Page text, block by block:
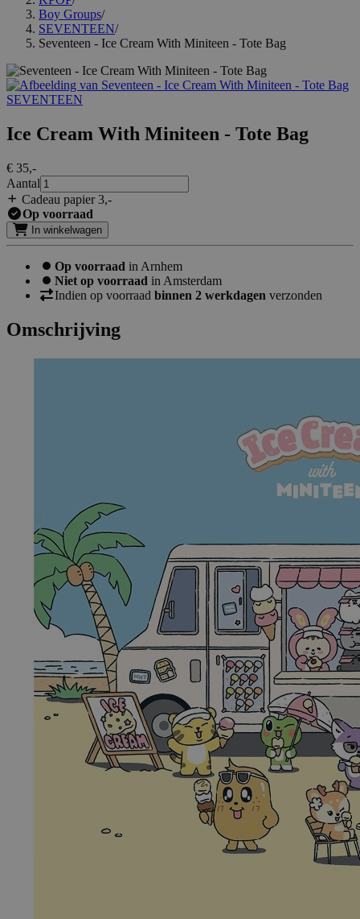
Boy Groups/
SEVENTEEN/
Seventeen - Ice Cream With Miniteen - Tote Bag
SEVENTEEN
Ice Cream With Miniteen - Tote Bag
€ 35,-
Aantal
Cadeau papier 3,-
Op voorraad
In winkelwagen
Op voorraad in Arnhem
Niet op voorraad in Amsterdam
Indien op voorraad binnen 2 werkdagen verzonden
Omschrijving